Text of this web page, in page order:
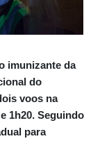
imunizante da
do
voos na
1h20. Seguindo
para